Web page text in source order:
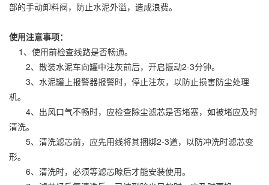
部的手动卸料阀，防止水泥外溢，造成浪费。
使用注意事项：
1、使用前检查线路是否畅通。
2、散装水泥车向罐中注灰前后，开启振动2-3分钟。
3、水泥罐上报警器报警时，停止注灰，以防止损害防尘处理
机。
4、出风口气不畅时，应检查除尘滤芯是否堵塞，如被堵应及时
清洗。
5、清洗滤芯前，应先用线将其捆绑2-3道，以防冲洗时滤芯变
形。
6、清洗时，必须等滤芯晾后才能安装使用。